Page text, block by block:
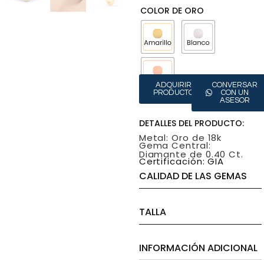
COLOR DE ORO
ADQUIRIR
PRODUCTO
CONVERSAR
CON UN
ASESOR
DETALLES DEL PRODUCTO:
Metal: Oro de 18k
Gema Central:
Diamante de 0.40 Ct.
Certificación: GIA
CALIDAD DE LAS GEMAS
TALLA
INFORMACIÓN ADICIONAL